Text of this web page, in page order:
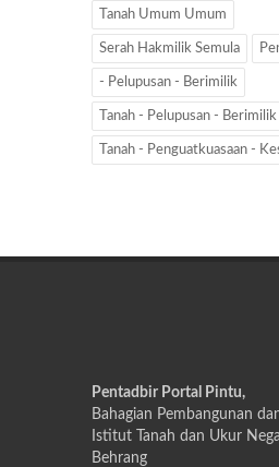
Tanah Umum Umum
Serah Hakmilik Semula
- Pelupusan - Berimilik
Tanah - Pelupusan - Berimilik
Tanah - Penguatkuasaan -
Pentadbir Portal Pintu,
Bahagian Pembangunan
Istitut Tanah dan Ukur
Behrang